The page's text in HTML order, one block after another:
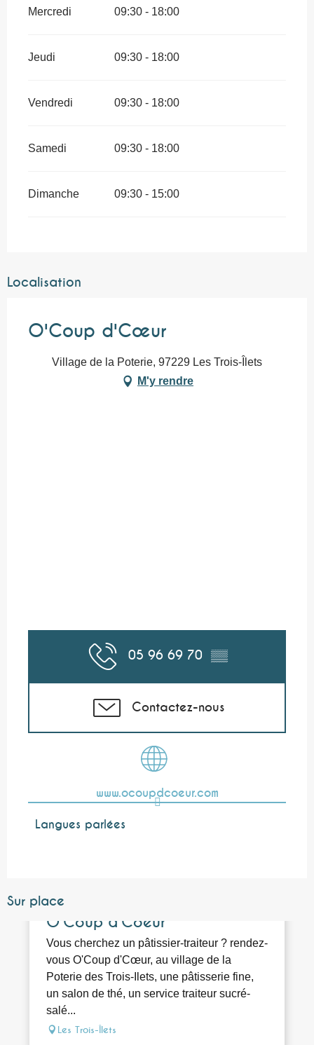
Mercredi 09:30 - 18:00
Jeudi 09:30 - 18:00
Vendredi 09:30 - 18:00
Samedi 09:30 - 18:00
Dimanche 09:30 - 15:00
Localisation
O'Coup d'Cœur
Village de la Poterie, 97229 Les Trois-Îlets
M'y rendre
05 96 69 70 ▒▒
Contactez-nous
www.ocoupdcoeur.com
Langues parlées
Langues parlées
Sur place
O'Coup d'Coeur
Vous cherchez un pâtissier-traiteur ? rendez-
vous O'Coup d'Cœur, au village de la
Poterie des Trois-Ilets, une pâtisserie fine,
un salon de thé, un service traiteur sucré-
salé...
Les Trois-Îlets